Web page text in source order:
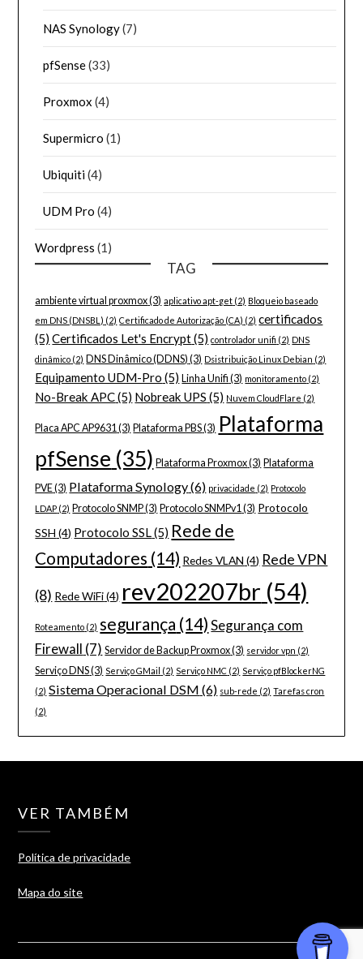
NAS Synology(7)
pfSense(33)
Proxmox (4)
Supermicro (1)
Ubiquiti(4)
UDM Pro (4)
Wordpress (1)
TAG
ambiente virtual proxmox(3) aplicativo apt-get (2) Bloqueio baseado
em DNS (DNSBL) (2) Certificado de Autorização (CA) (2) certificados
(5) Certificados Let's Encrypt(5) controlador unifi (2) DNS
dinâmico (2) DNS Dinâmico (DDNS) (3) Dsistribuição Linux Debian (2)
Equipamento UDM-Pro (5) Linha Unifi (3) monitoramento (2)
No-Break APC(5) Nobreak UPS (5) Nuvem CloudFlare (2)
Placa APC AP9631 (3) Plataforma PBS(3) Plataforma
pfSense (35) Plataforma Proxmox(3) Plataforma
PVE(3) Plataforma Synology(6) privacidade (2) Protocolo
LDAP (2) Protocolo SNMP(3) Protocolo SNMPv1 (3) Protocolo
SSH (4) Protocolo SSL(5) Rede de
Computadores (14) Redes VLAN (4) Rede VPN
(8) Rede WiFi(4) rev202207br (54)
Roteamento (2) segurança (14) Segurança com
Firewall (7) Servidor de Backup Proxmox(3) servidor vpn (2)
Serviço DNS(3) Serviço GMail (2) Serviço NMC (2) Serviço pfBlockerNG
(2) Sistema Operacional DSM (6) sub-rede (2) Tarefas cron
(2)
VER TAMBÉM
Política de privacidade
Mapa do site